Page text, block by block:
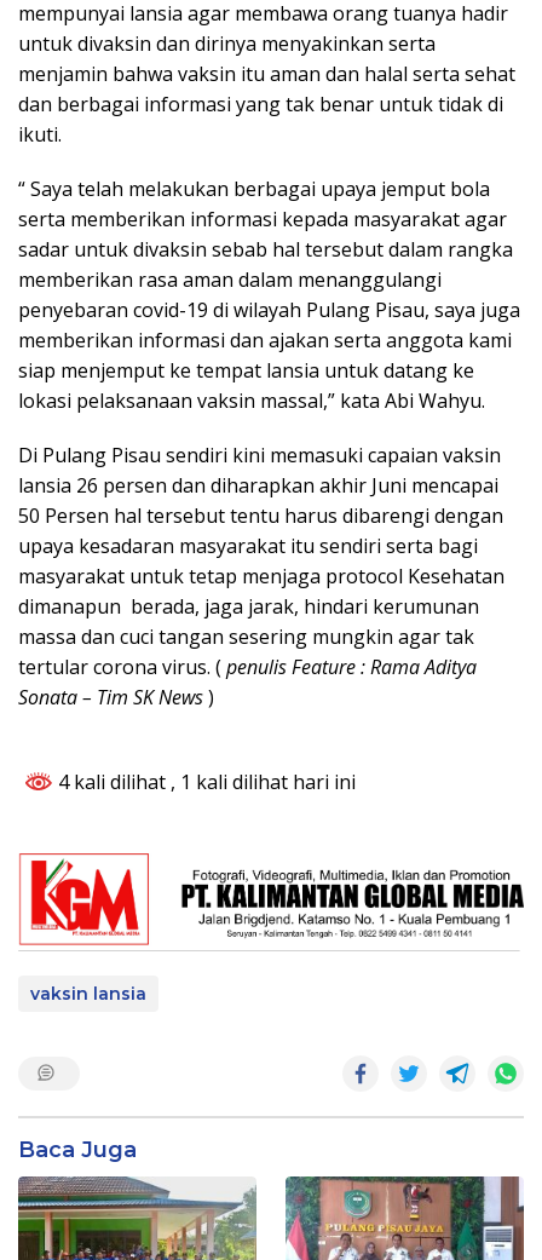
mempunyai lansia agar membawa orang tuanya hadir
untuk divaksin dan dirinya menyakinkan serta
menjamin bahwa vaksin itu aman dan halal serta sehat
dan berbagai informasi yang tak benar untuk tidak di
ikuti.
“ Saya telah melakukan berbagai upaya jemput bola
serta memberikan informasi kepada masyarakat agar
sadar untuk divaksin sebab hal tersebut dalam rangka
memberikan rasa aman dalam menanggulangi
penyebaran covid-19 di wilayah Pulang Pisau, saya juga
memberikan informasi dan ajakan serta anggota kami
siap menjemput ke tempat lansia untuk datang ke
lokasi pelaksanaan vaksin massal,” kata Abi Wahyu.
Di Pulang Pisau sendiri kini memasuki capaian vaksin
lansia 26 persen dan diharapkan akhir Juni mencapai
50 Persen hal tersebut tentu harus dibarengi dengan
upaya kesadaran masyarakat itu sendiri serta bagi
masyarakat untuk tetap menjaga protocol Kesehatan
dimanapun berada, jaga jarak, hindari kerumunan
massa dan cuci tangan sesering mungkin agar tak
tertular corona virus. (penulis Feature : Rama Aditya
Sonata – Tim SK News)
4 kali dilihat , 1 kali dilihat hari ini
vaksin lansia
Baca Juga